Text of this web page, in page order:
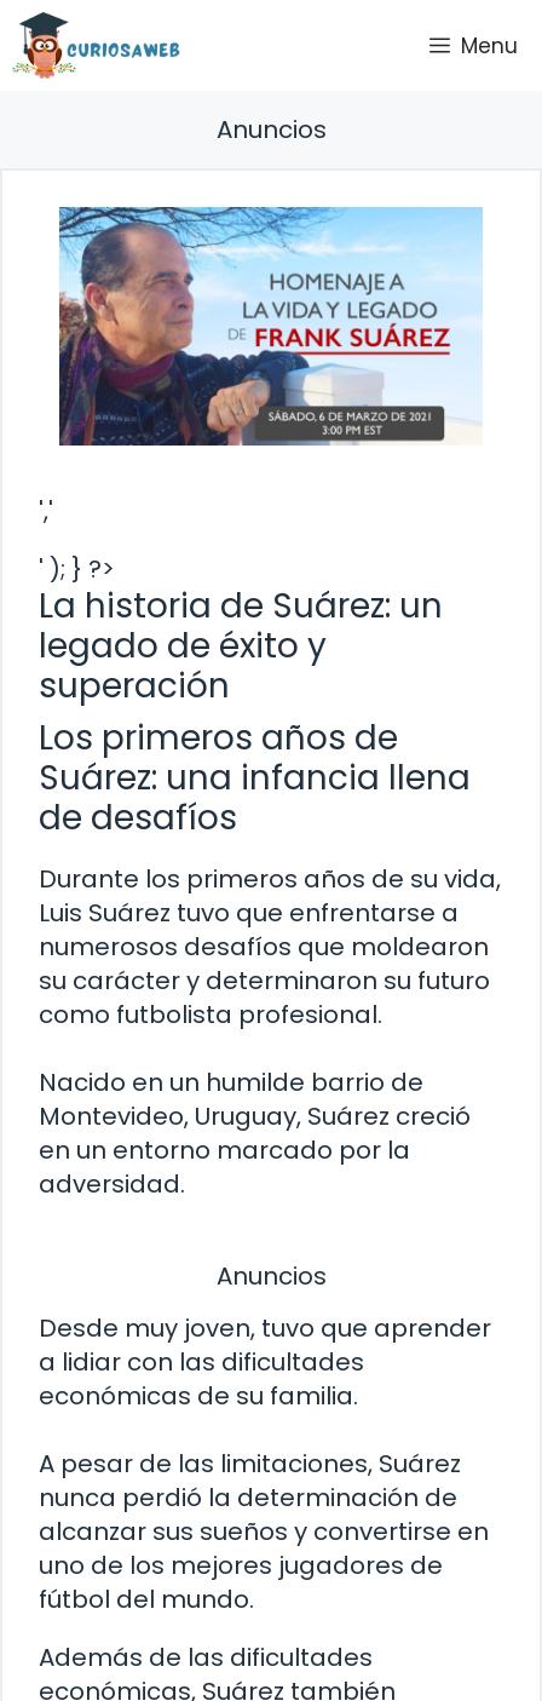
Saltar
contenido
Menu
Anuncios
','
' ); } ?>
La historia de Suárez: un
legado de éxito y
superación
Los primeros años de
Suárez: una infancia llena
de desafíos
Durante los primeros años de su vida,
Luis Suárez tuvo que enfrentarse a
numerosos desafíos que moldearon
su carácter y determinaron su futuro
como futbolista profesional.
Nacido en un humilde barrio de
Montevideo, Uruguay, Suárez creció
en un entorno marcado por la
adversidad.
Anuncios
Desde muy joven, tuvo que aprender
a lidiar con las dificultades
económicas de su familia.
A pesar de las limitaciones, Suárez
nunca perdió la determinación de
alcanzar sus sueños y convertirse en
uno de los mejores jugadores de
fútbol del mundo.
Además de las dificultades
económicas, Suárez también